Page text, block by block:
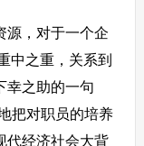
，对于一个企
中之重，关系到
幸之助的一句
把对职员的培养
代经济社会大背